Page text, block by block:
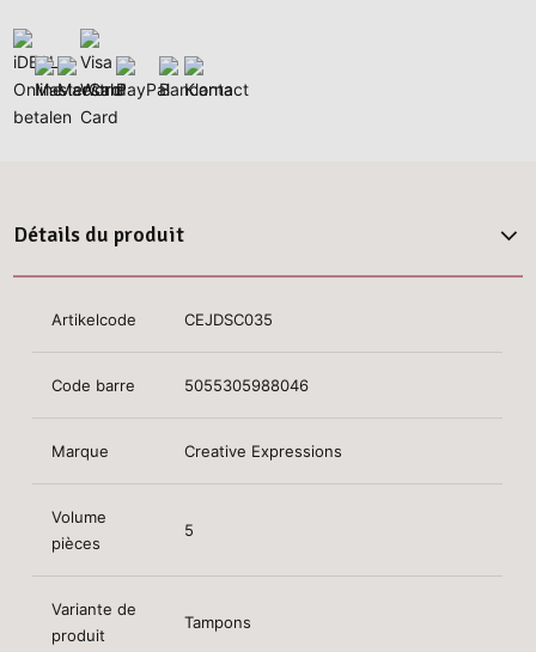
Détails du produit
Artikelcode CEJDSC035
Code barre 5055305988046
Marque Creative Expressions
Volume
pièces
5
Variante de
produit
Tampons